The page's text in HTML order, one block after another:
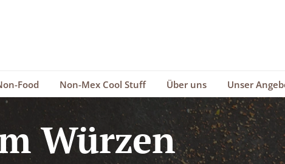
Food Non-Mex Cool Stuff Über uns Unser
Würzen